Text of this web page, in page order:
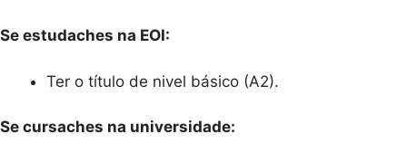
Se estudaches na EOI:
Ter o título de nivel básico (A2).
Se cursaches na universidade: